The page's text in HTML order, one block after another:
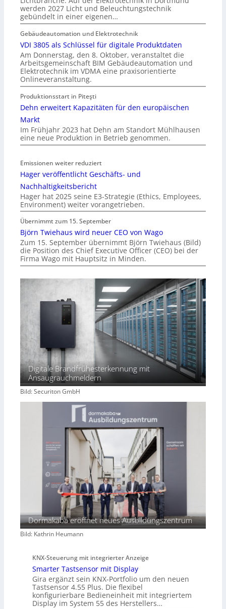
werden 2027 Licht und Beleuchtungstechnik
gebündelt in einer eigenen…
Gebäudeautomation und Elektrotechnik
VDI 3805 als Schlüssel für digitale Produktdaten
Am Donnerstag, den 8. Oktober, veranstaltet die
Arbeitsgemeinschaft BIM Gebäudeautomation und
Elektrotechnik im VDMA eine praxisorientierte
Onlineveranstaltung.
Produktionsstart in Piteşti
Dehn erweitert Kapazitäten für den europäischen
Markt
Im Frühjahr 2023 hat Dehn am Standort Mühlhausen
eine neue Produktion in Betrieb genommen.
Emissionen weiter reduziert
Hager veröffentlicht Geschäfts- und
Nachhaltigkeitsbericht
Hager hat 2025 seine E3-Strategie (Ethics, Employees,
Environment) weiter vorangetrieben.
Übernimmt zum 15. September
Björn Twiehaus wird neuer CEO von Wago
Zum 15. September übernimmt Björn Twiehaus (Bild)
die Position des Chief Executive Officer (CEO) bei der
Firma Wago mit Hauptsitz in Minden.
Digitale Brandfrühesterkennung mit
Ansaugrauchmeldern
Bild: Securiton GmbH
Dormakaba eröffnet neues Ausbildungszentrum
Bild: Kathrin Heumann
KNX-Steuerung mit integrierter Anzeige
Smarter Tastsensor mit Display
Gira ergänzt sein KNX-Portfolio um den neuen
Tastsensor 4.55 Plus. Die flexibel
konfigurierbare Bedieneinheit mit integriertem
Display im System 55 des Herstellers…